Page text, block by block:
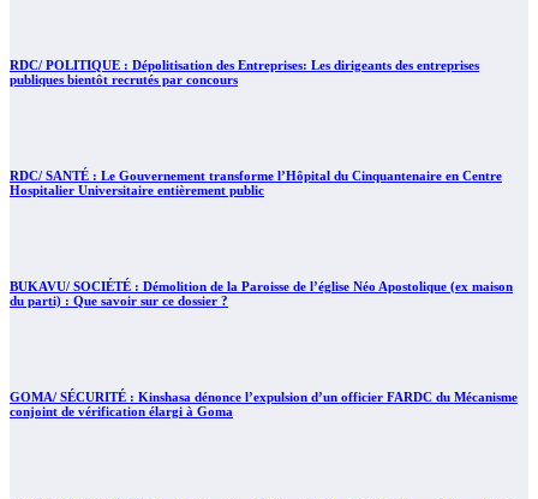
RDC/ POLITIQUE : Dépolitisation des Entreprises: Les dirigeants des entreprises
publiques bientôt recrutés par concours
RDC/ SANTÉ : Le Gouvernement transforme l’Hôpital du Cinquantenaire en Centre
Hospitalier Universitaire entièrement public
BUKAVU/ SOCIÉTÉ : Démolition de la Paroisse de l’église Néo Apostolique (ex maison
du parti) : Que savoir sur ce dossier ?
GOMA/ SÉCURITÉ : Kinshasa dénonce l’expulsion d’un officier FARDC du Mécanisme
conjoint de vérification élargi à Goma